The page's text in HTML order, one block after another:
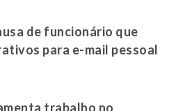
de funcionário que
para e-mail pessoal
trabalho no